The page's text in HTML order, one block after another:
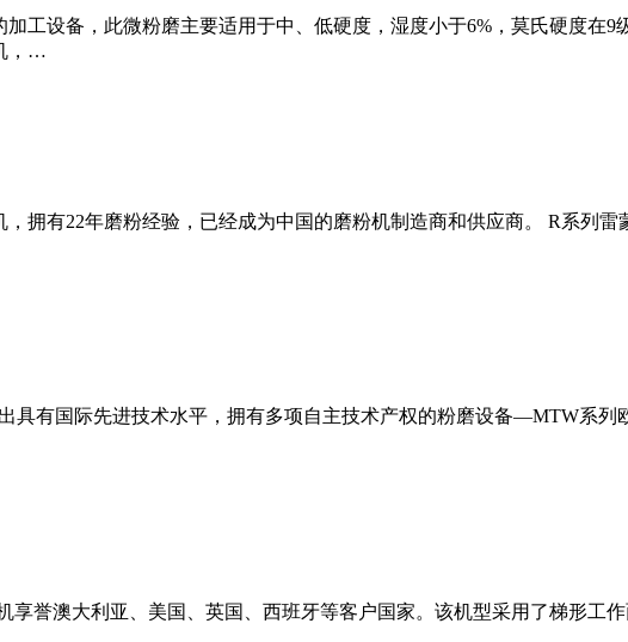
工设备，此微粉磨主要适用于中、低硬度，湿度小于6%，莫氏硬度在
，…
拥有22年磨粉经验，已经成为中国的磨粉机制造商和供应商。 R系列
具有国际先进技术水平，拥有多项自主技术产权的粉磨设备—MTW系
享誉澳大利亚、美国、英国、西班牙等客户国家。该机型采用了梯形工